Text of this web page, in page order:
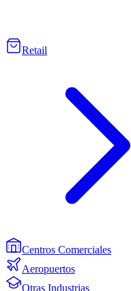
Retail
Centros Comerciales
Aeropuertos
Otras Industrias